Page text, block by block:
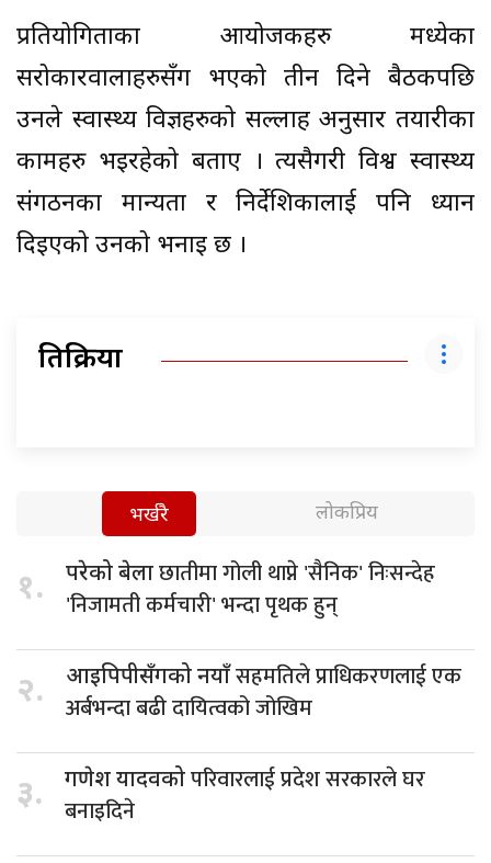
प्रतियोगिताका आयोजकहरु मध्येका
सरोकारवालाहरुसँग भएको तीन दिने बैठकपछि
उनले स्वास्थ्य विज्ञहरुको सल्लाह अनुसार तयारीका
कामहरु भइरहेको बताए । त्यसैगरी विश्व स्वास्थ्य
संगठनका मान्यता र निर्देशिकालाई पनि ध्यान
दिइएको उनको भनाइ छ ।
प्रतिक्रिया
भर्खरै लोकप्रिय
१. परेको बेलाछातीमा गोली थाप्ने 'सैनिक' निःसन्देह
'निजामती कर्मचारी' भन्दा पृथक हुन्
२. आइपिपीसँगको नयाँसहमतिले प्राधिकरणलाई एक
अर्बभन्दा बढी दायित्वको जोखिम
३. गणेश यादवकोपरिवारलाई प्रदेश सरकारले घर
बनाइदिने